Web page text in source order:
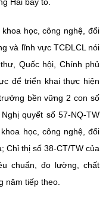
Hải bày tỏ.
học, công nghệ, đổi
và lĩnh vực TCĐLCL nói
Quốc hội, Chính phủ
để triển khai thực hiện
bền vững 2 con số
quyết số 57-NQ-TW
học, công nghệ, đổi
Chỉ thị số 38-CT/TW của
chuẩn, đo lường, chất
năm tiếp theo.